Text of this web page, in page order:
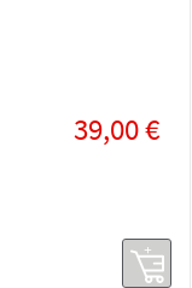
39,00 €